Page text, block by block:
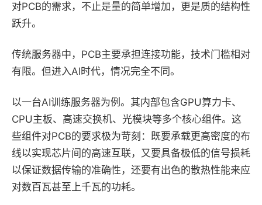
对PCB的需求，不止是量的简单增加，更是质的结构性
跃升。
传统服务器中，PCB主要承担连接功能，技术门槛相对
有限。但进入AI时代，情况完全不同。
以一台AI训练服务器为例。其内部包含GPU算力卡、
CPU主板、高速交换机、光模块等多个核心组件。这
些组件对PCB的要求极为苛刻：既要承载更高密度的布
线以实现芯片间的高速互联，又要具备极低的信号损耗
以保证数据传输的准确性，还要有出色的散热性能来应
对数百瓦甚至上千瓦的功耗。